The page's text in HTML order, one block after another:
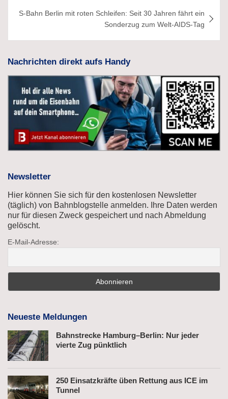
S-Bahn Berlin mit roten Schleifen: Seit 30 Jahren fährt ein
Sonderzug zum Welt-AIDS-Tag
Nachrichten direkt aufs Handy
Newsletter
Hier können Sie sich für den kostenlosen Newsletter
(täglich) von Bahnblogstelle anmelden. Ihre Daten werden
nur für diesen Zweck gespeichert und nach Abmeldung
gelöscht.
E-Mail-Adresse:
Neueste Meldungen
Bahnstrecke Hamburg–Berlin: Nur jeder
vierte Zug pünktlich
250 Einsatzkräfte üben Rettung aus ICE im
Tunnel